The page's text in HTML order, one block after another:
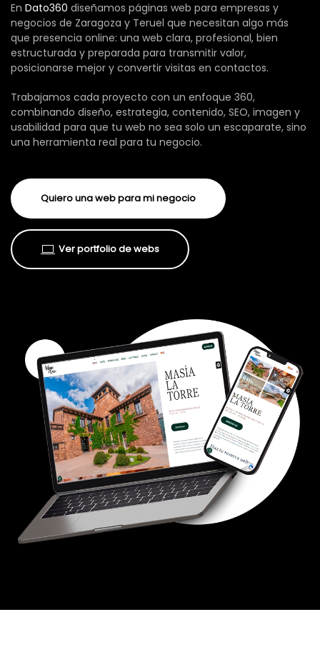
En Dato360 diseñamos páginas web para empresas y
negocios de Zaragoza y Teruel que necesitan algo más
que presencia online: una web clara, profesional, bien
estructurada y preparada para transmitir valor,
posicionarse mejor y convertir visitas en contactos.
Trabajamos cada proyecto con un enfoque 360,
combinando diseño, estrategia, contenido, SEO, imagen y
usabilidad para que tu web no sea solo un escaparate, sino
una herramienta real para tu negocio.
Quiero una web para mi negocio
Ver portfolio de webs